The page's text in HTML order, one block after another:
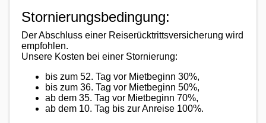
Stornierungsbedingung:
Der Abschluss einer Reiserücktrittsversicherung wird
empfohlen.
Unsere Kosten bei einer Stornierung:
bis zum 52. Tag vor Mietbeginn 30%,
bis zum 36. Tag vor Mietbeginn 50%,
ab dem 35. Tag vor Mietbeginn 70%,
ab dem 10. Tag bis zur Anreise 100%.